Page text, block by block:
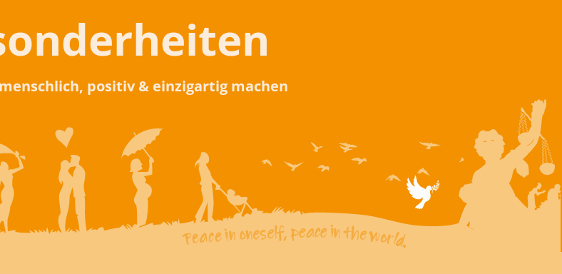
positiv & einzigartig machen